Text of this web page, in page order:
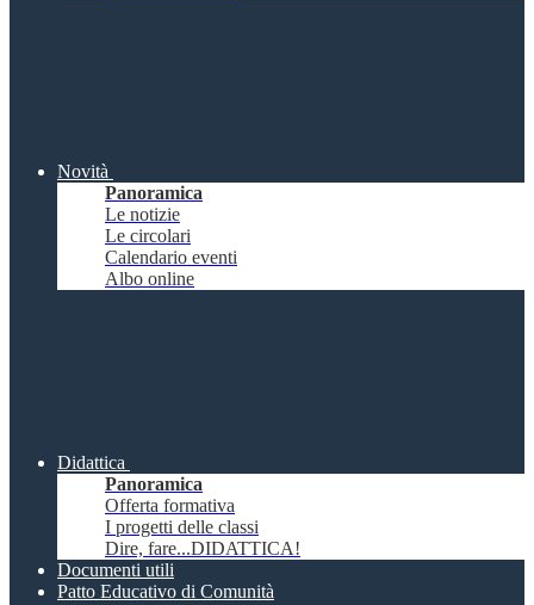
Novità
Panoramica
Le notizie
Le circolari
Calendario eventi
Albo online
Didattica
Panoramica
Offerta formativa
I progetti delle classi
Dire, fare...DIDATTICA!
Documenti utili
Patto Educativo di Comunità